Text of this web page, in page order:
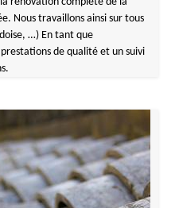
Nous travaillons ainsi sur tous
…) En tant que
prestations de qualité et un suivi